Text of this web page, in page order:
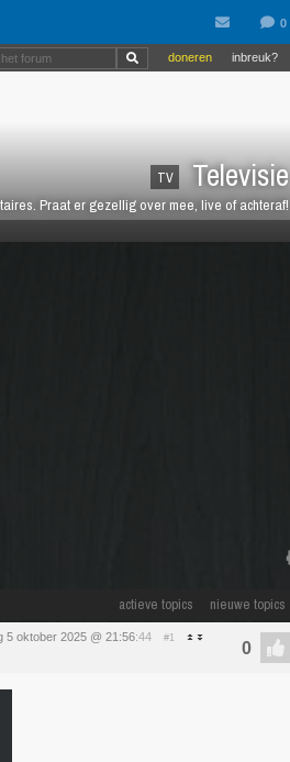
TV Televisie
Praat er gezellig over mee, live of achteraf!
inbreuk?
doneren
actieve topics nieuwe topics
5 oktober 2025 @ 21:56:44 #1